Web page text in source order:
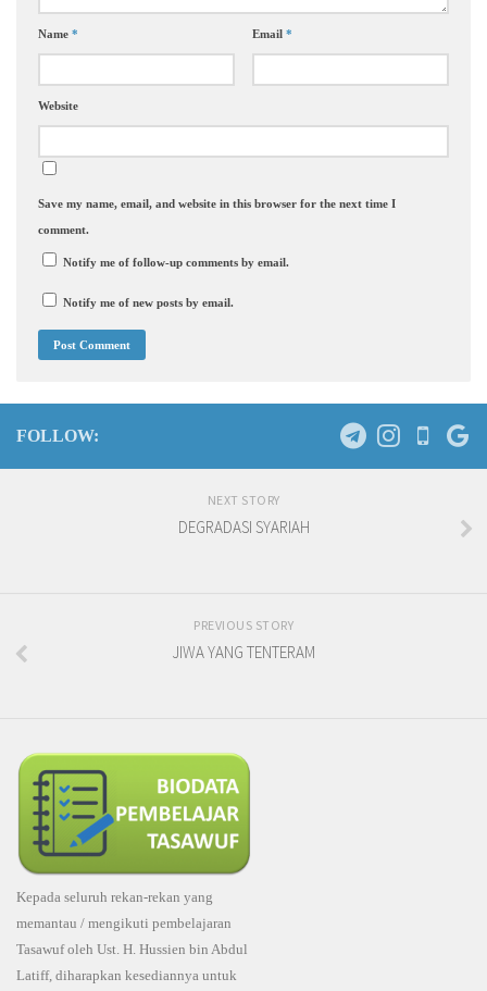
Name * Email *
Website
Save my name, email, and website in this browser for the next time I
comment.
Notify me of follow-up comments by email.
Notify me of new posts by email.
FOLLOW:
NEXT STORY
DEGRADASI SYARIAH
PREVIOUS STORY
JIWA YANG TENTERAM
Kepada seluruh rekan-rekan yang
memantau / mengikuti pembelajaran
Tasawuf oleh Ust. H. Hussien bin Abdul
Latiff, diharapkan kesediannya untuk